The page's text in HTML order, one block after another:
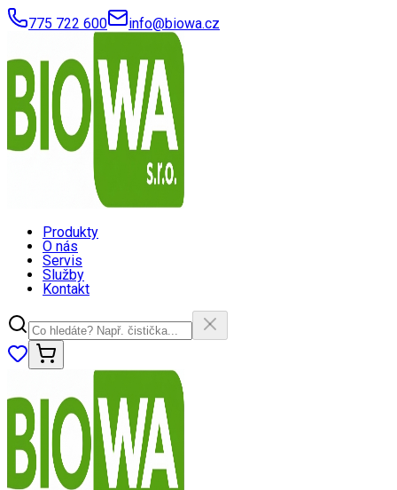
775 722 600 info@biowa.cz
Produkty
O nás
Servis
Služby
Kontakt